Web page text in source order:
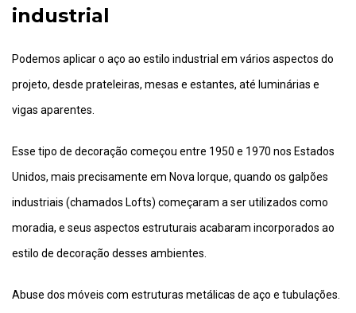
industrial
Podemos aplicar o aço ao estilo industrial em vários aspectos do
projeto, desde prateleiras, mesas e estantes, até luminárias e
vigas aparentes.
Esse tipo de decoração começou entre 1950 e 1970 nos Estados
Unidos, mais precisamente em Nova Iorque, quando os galpões
industriais (chamados Lofts) começaram a ser utilizados como
moradia, e seus aspectos estruturais acabaram incorporados ao
estilo de decoração desses ambientes.
Abuse dos móveis com estruturas metálicas de aço e tubulações.